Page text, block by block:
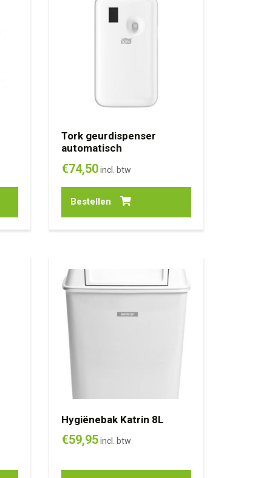
Tork geurdispenser
automatisch
€74,50incl. btw
Bestellen
Hygiënebak Katrin 8L
€59,95incl. btw